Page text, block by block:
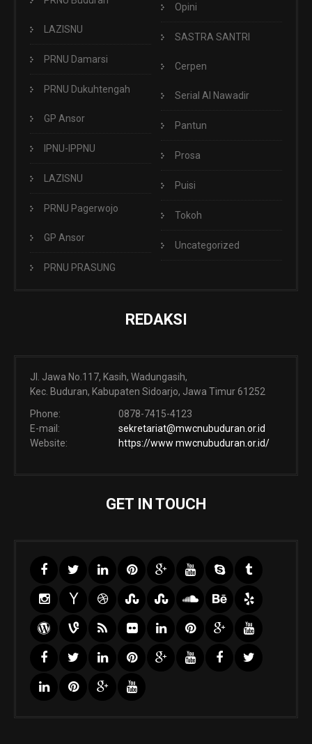
LAZISNU
PRNU Damarsi
PRNU Dukuhtengah
GP Ansor
IPNU-IPPNU
LAZISNU
PRNU Pagerwojo
GP Ansor
PRNU PRASUNG
Opini
SASTRA SANTRI
Cerpen
Serial Al Nawadir
Pantun
Prosa
Puisi
Tokoh
Uncategorized
REDAKSI
Jl. Jawa No.117, Kasih, Wadungasih,
Kec. Buduran, Kabupaten Sidoarjo, Jawa Timur 61252
Phone:
0878-7415-4123
E-mail:
sekretariat@mwcnubuduran.or.id
Website:
https://www mwcnubuduran.or.id/
GET IN TOUCH